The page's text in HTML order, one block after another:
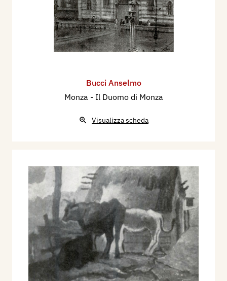
Bucci Anselmo
Monza - Il Duomo di Monza
Visualizza scheda